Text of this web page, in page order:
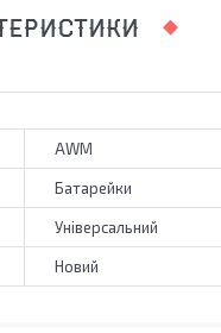
AWM
Батарейки
Універсальний
Новий